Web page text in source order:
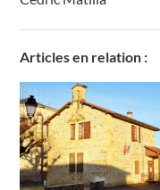
Articles en relation :